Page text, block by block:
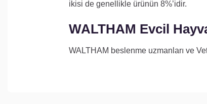
ikisi de genellikle ürünün 8%’idir.
WALTHAM Evcil
WALTHAM beslenme uzmanları ve